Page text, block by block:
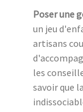
Poser une
un jeu
artisans
les
savoir que